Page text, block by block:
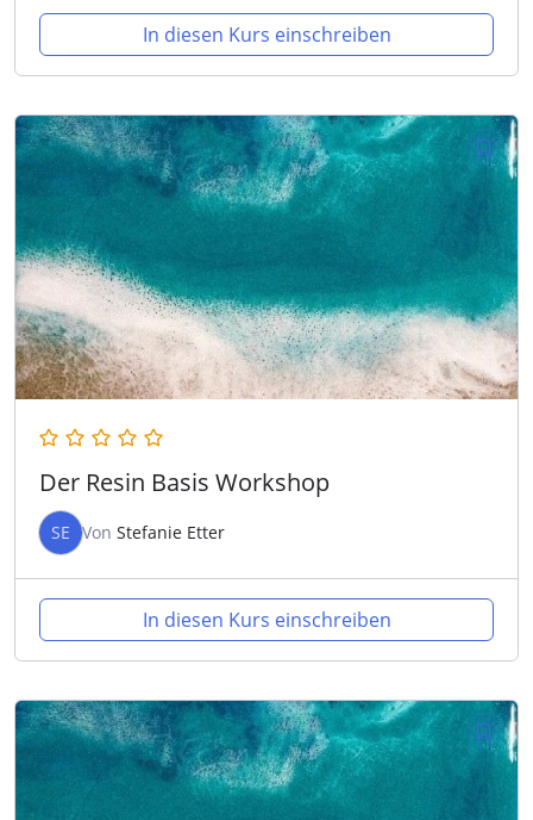
In diesen Kurs einschreiben
Der Resin Basis Workshop
SE Von Stefanie Etter
In diesen Kurs einschreiben